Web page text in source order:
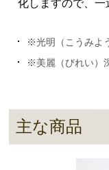
化しますので、一
※光明（こうみよ
※美麗（びれい）
主な商品